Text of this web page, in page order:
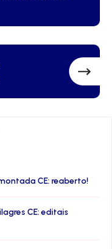
CE: reaberto!
CE: editais